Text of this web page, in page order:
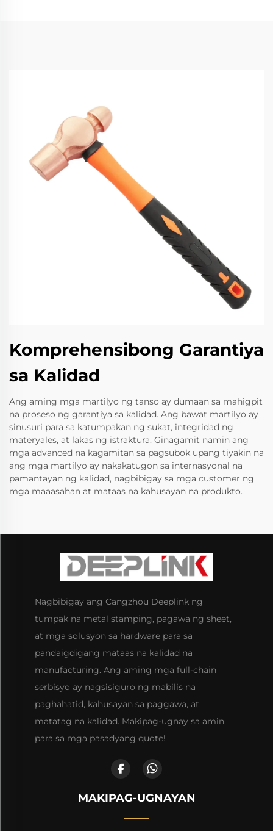
Komprehensibong Garantiya
sa Kalidad
Ang aming mga martilyo ng tanso ay dumaan sa mahigpit
na proseso ng garantiya sa kalidad. Ang bawat martilyo ay
sinusuri para sa katumpakan ng sukat, integridad ng
materyales, at lakas ng istraktura. Ginagamit namin ang
mga advanced na kagamitan sa pagsubok upang tiyakin na
ang mga martilyo ay nakakatugon sa internasyonal na
pamantayan ng kalidad, nagbibigay sa mga customer ng
mga maaasahan at mataas na kahusayan na produkto.
Nagbibigay ang Cangzhou Deeplink ng
tumpak na metal stamping, pagawa ng sheet,
at mga solusyon sa hardware para sa
pandaigdigang mataas na kalidad na
manufacturing. Ang aming mga full-chain
serbisyo ay nagsisiguro ng mabilis na
paghahatid, kahusayan sa paggawa, at
matatag na kalidad. Makipag-ugnay sa amin
para sa mga pasadyang quote!
MAKIPAG-UGNAYAN